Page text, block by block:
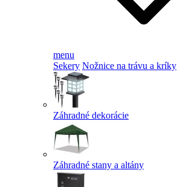
menu
Sekery Nožnice na trávu a kríky
Záhradné dekorácie
Záhradné stany a altány